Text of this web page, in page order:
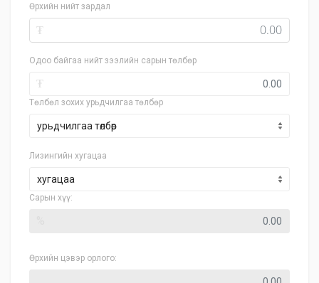
Өрхийн нийт зардал
₮
Одоо байгаа нийт зээлийн сарын төлбөр
₮
Төлбөл зохих урьдчилгаа төлбөр
Лизингийн хугацаа
хугацаа
Сарын хүү:
Өрхийн цэвэр орлого: